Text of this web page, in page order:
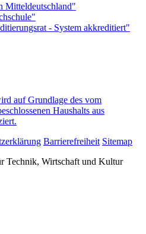
auf Grundlage des vom
Haushalts aus
Barrierefreiheit Sitemap
Technik, Wirtschaft und Kultur